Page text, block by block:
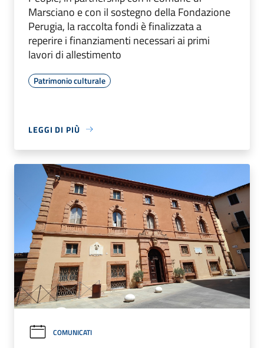
Marsciano e con il sostegno della Fondazione
Perugia, la raccolta fondi è finalizzata a
reperire i finanziamenti necessari ai primi
lavori di allestimento
Patrimonio culturale
LEGGI DI PIÙ
COMUNICATI